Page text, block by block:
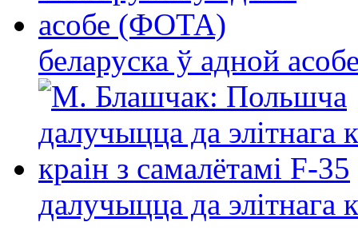
беларуска ў адной
далучыцца да элітнага